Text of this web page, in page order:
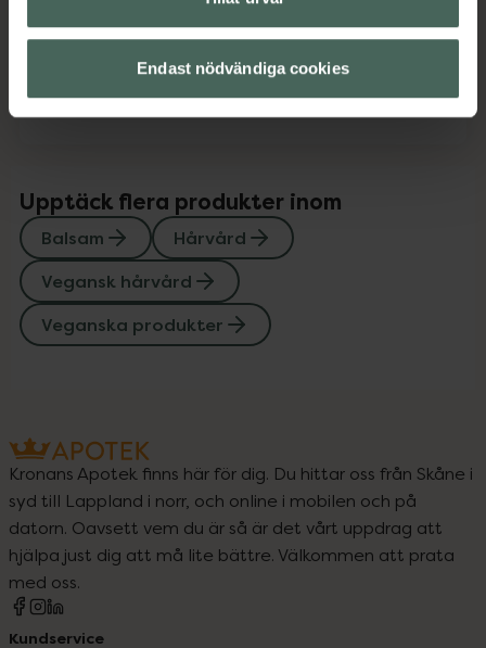
Endast nödvändiga cookies
Upptäck flera produkter inom
Balsam
Hårvård
Vegansk hårvård
Veganska produkter
Kronans Apotek finns här för dig. Du hittar oss från Skåne i
syd till Lappland i norr, och online i mobilen och på
datorn. Oavsett vem du är så är det vårt uppdrag att
hjälpa just dig att må lite bättre. Välkommen att prata
med oss.
Kundservice